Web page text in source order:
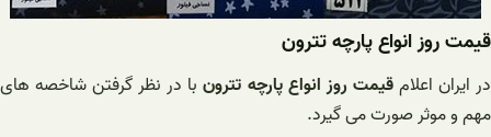
قیمت روز انواع پارچه تترون
در ایران اعلامقیمت روز انواع پارچه تترونبا در نظر گرفتن شاخصه های
مهم و موثر صورت می گیرد.